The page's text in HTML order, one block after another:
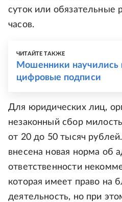
суток или обязательные
часов.
ЧИТАЙТЕ ТАКЖЕ
Мошенники научились
цифровые подписи
Для юридических лиц,
незаконный сбор
от 20 до 50 тысяч
внесена новая норма об
ответственности
которая имеет право на
деятельность, но при